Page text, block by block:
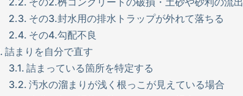
その3.封水用の排水トラップが外れて落ちる
その4.勾配不良
詰まりを自分で直す
詰まっている箇所を特定する
汚水の溜まりが浅く根っこが見えている場合